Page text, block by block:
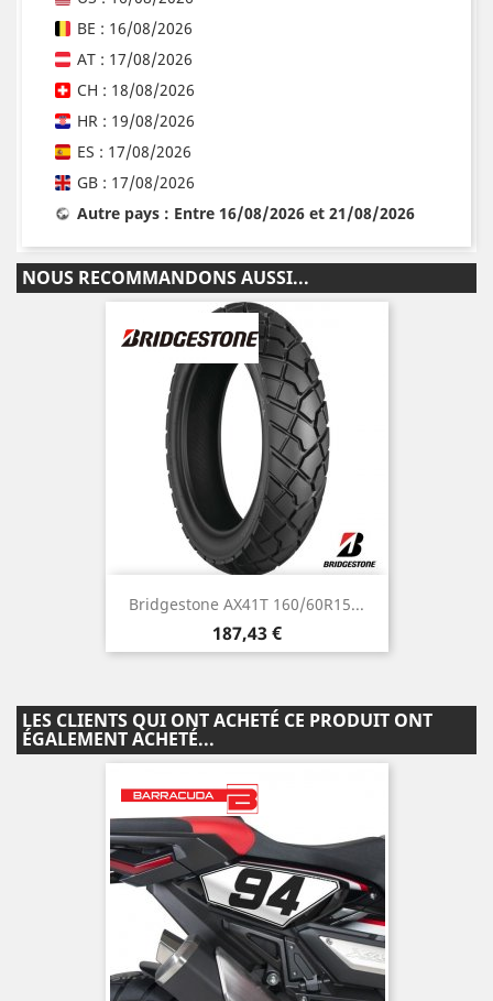
BE : 16/08/2026
AT : 17/08/2026
CH : 18/08/2026
HR : 19/08/2026
ES : 17/08/2026
GB : 17/08/2026
Autre pays : Entre 16/08/2026 et 21/08/2026
NOUS RECOMMANDONS AUSSI...
Bridgestone AX41T 160/60R15...
Prix
187,43 €
LES CLIENTS QUI ONT ACHETÉ CE PRODUIT ONT
ÉGALEMENT ACHETÉ...